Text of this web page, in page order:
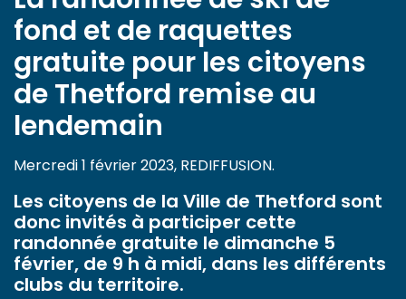
fond et de raquettes
gratuite pour les citoyens
de Thetford remise au
lendemain
Mercredi 1 février 2023, REDIFFUSION.
Les citoyens de la Ville de Thetford sont
donc invités à participer cette
randonnée gratuite le dimanche 5
février, de 9 h à midi, dans les différents
clubs du territoire.